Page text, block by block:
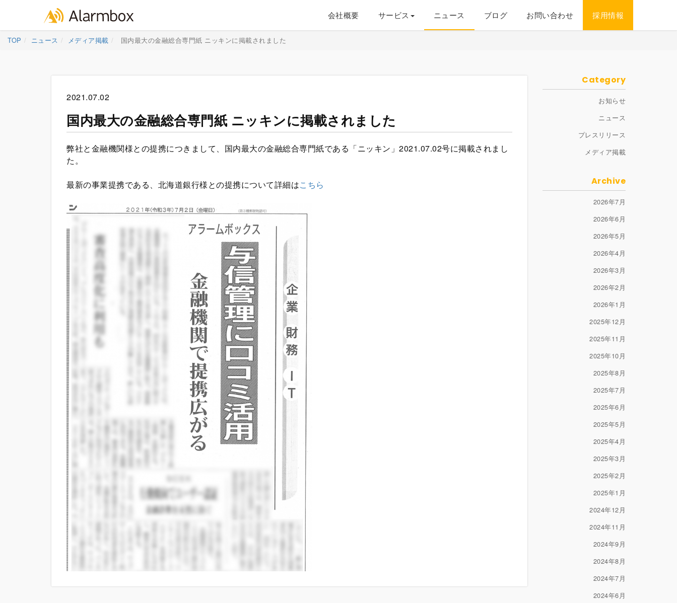
Skip
会社概要 サービス ニュース ブログ お問い合わせ 採用情報
TOP ニュース メディア掲載 国内最大の金融総合専門紙 ニッキンに掲載されました
2021.07.02
国内最大の金融総合専門紙 ニッキンに掲載されました
弊社と金融機関様との提携につきまして、国内最大の金融総合専門紙である「ニッキン」2021.07.02号に掲載されまし
た。
最新の事業提携である、北海道銀行様との提携について詳細はこちら
Category
お知らせ
ニュース
プレスリリース
メディア掲載
Archive
2026年7月
2026年6月
2026年5月
2026年4月
2026年3月
2026年2月
2026年1月
2025年12月
2025年11月
2025年10月
2025年8月
2025年7月
2025年6月
2025年5月
2025年4月
2025年3月
2025年2月
2025年1月
2024年12月
2024年11月
2024年9月
2024年8月
2024年7月
2024年6月